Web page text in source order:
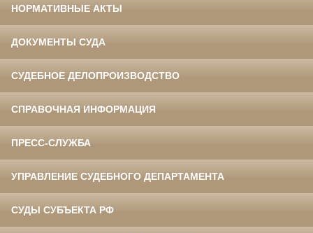
НОРМАТИВНЫЕ АКТЫ
ДОКУМЕНТЫ СУДА
СУДЕБНОЕ ДЕЛОПРОИЗВОДСТВО
СПРАВОЧНАЯ ИНФОРМАЦИЯ
ПРЕСС-СЛУЖБА
УПРАВЛЕНИЕ СУДЕБНОГО ДЕПАРТАМЕНТА
СУДЫ СУБЪЕКТА РФ